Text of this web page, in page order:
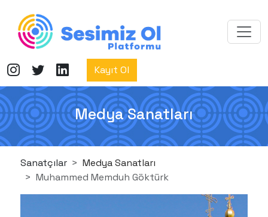
Kayıt Ol
Medya Sanatları
Sanatçılar
Medya Sanatları
Muhammed Memduh Göktürk